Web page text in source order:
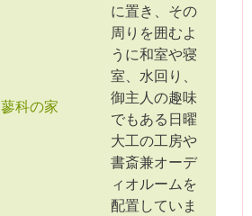
蓼科の家
に置き、その
周りを囲むよ
うに和室や寝
室、水回り、
御主人の趣味
でもある日曜
大工の工房や
書斎兼オーデ
ィオルームを
配置していま